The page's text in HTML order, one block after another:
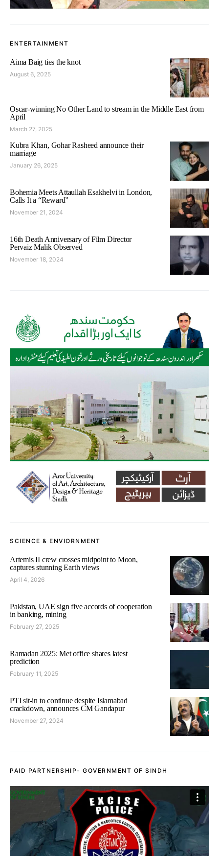
ENTERTAINMENT
Aima Baig ties the knot
August 6, 2025
Oscar-winning No Other Land to stream in the Middle East from
April
March 27, 2025
Kubra Khan, Gohar Rasheed announce their
marriage
January 26, 2025
Bohemia Meets Attaullah Esakhelvi in London,
Calls It a “Reward”
November 21, 2024
16th Death Anniversary of Film Director
Pervaiz Malik Observed
November 18, 2024
SCIENCE & ENVIORNMENT
Artemis II crew crosses midpoint to Moon,
captures stunning Earth views
April 4, 2026
Pakistan, UAE sign five accords of cooperation
in banking, mining
February 27, 2025
Ramadan 2025: Met office shares latest
prediction
February 11, 2025
PTI sit-in to continue despite Islamabad
crackdown, announces CM Gandapur
November 27, 2024
PAID PARTNERSHIP- GOVERNMENT OF SINDH